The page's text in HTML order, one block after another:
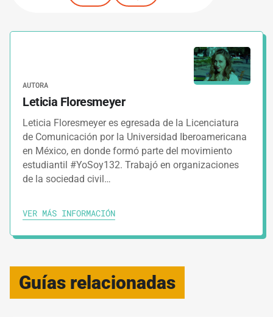
AUTORA
Leticia Floresmeyer
Leticia Floresmeyer es egresada de la Licenciatura
de Comunicación por la Universidad Iberoamericana
en México, en donde formó parte del movimiento
estudiantil #YoSoy132. Trabajó en organizaciones
de la sociedad civil…
VER MÁS INFORMACIÓN
Guías relacionadas